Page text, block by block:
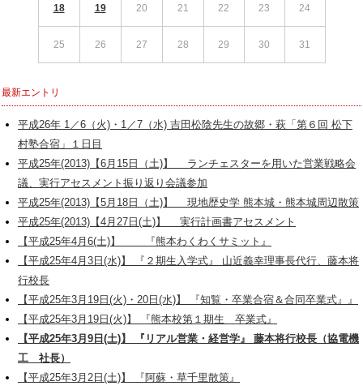
18 19 20 21 22 23 24
25 26 27 28 29 30 31
最新エントリ
平成26年 1／6（火)・1／7（水) 吉田松陰先生の故郷・萩「第６回 松下
村塾合宿」１日目
平成25年(2013)【6月15日（土)】 ランチェスターを用いた営業戦略会
議、実行アセスメント振り返り会議参加
平成25年(2013)【5月18日（土)】 現地歴史学 熊本城・熊本城周辺散策
平成25年(2013)【4月27日(土)】 実行計画書アセスメント
【平成25年4月6(土)】 『熊本わくわくサミット』
【平成25年4月3日(水)】 『２期生入学式』 山近義幸理事長代行、藤本将
行校長
【平成25年3月19日(火)・20日(水)】 『知覧・卒業合宿＆合同卒業式』』
【平成25年3月19日(火)】 『熊本校第１期生 卒業式』
【平成25年3月9日(土)】 『リアル営業・経営学』 藤本将行校長（協電機
工 社長）
【平成25年3月2日(土)】 『阿蘇・草千里散策』